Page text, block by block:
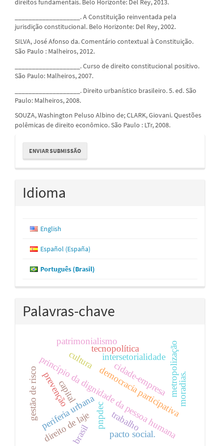
___________________. A Constituição reinventada pela
jurisdição constitucional. Belo Horizonte: Del Rey, 2002.
SILVA, José Afonso da. Comentário contextual à Constituição.
São Paulo : Malheiros, 2012.
___________________. Curso de direito constitucional positivo.
São Paulo: Malheiros, 2007.
___________________. Direito urbanístico brasileiro. 5. ed. São
Paulo: Malheiros, 2008.
SOUZA, Washington Peluso Albino de; CLARK, Giovani. Questões
polêmicas de direito econômico. São Paulo : LTr, 2008.
Enviar
Submissão
ENVIAR SUBMISSÃO
Idioma
English
Español (España)
Português (Brasil)
Palavras-chave
princípio da dignidade da pessoa humana
cidade-empresa
periferia urbana
metropolização
intersetorialidade
trabalho
capital
tecnopolítica
pacto social.
democracia participativa
prevenção
gestão de risco pnpdec
patrimonialismo
direito de laje
moradias.
brasil
cultura